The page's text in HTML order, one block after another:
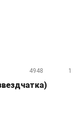
1
4948